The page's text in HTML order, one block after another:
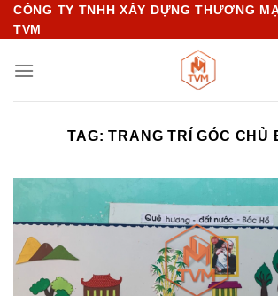
Chuyển
đến
dung
CÔNG TY TNHH XÂY DỰNG THƯƠNG
TVM
TAG:TRANG TRÍ GÓC CHỦ